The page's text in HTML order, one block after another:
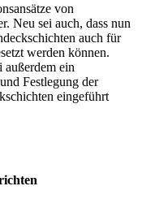
von
Neu sei auch, dass nun
auch für
werden können.
ein
Festlegung der
eingeführt